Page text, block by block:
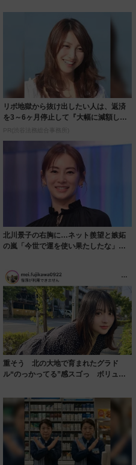
リボ地獄から抜け出したい人は、返済
を3～6ヶ月停止して『大幅に減額して
から返済す...
PR(渋谷法務総合事務所)
北川景子の右胸に…ネット羨望と嫉妬
の嵐「今世で運を使い果たしたな」
重そう 北の大地で育まれたグラド
ル“のっかってる”感スゴっ ボリュー